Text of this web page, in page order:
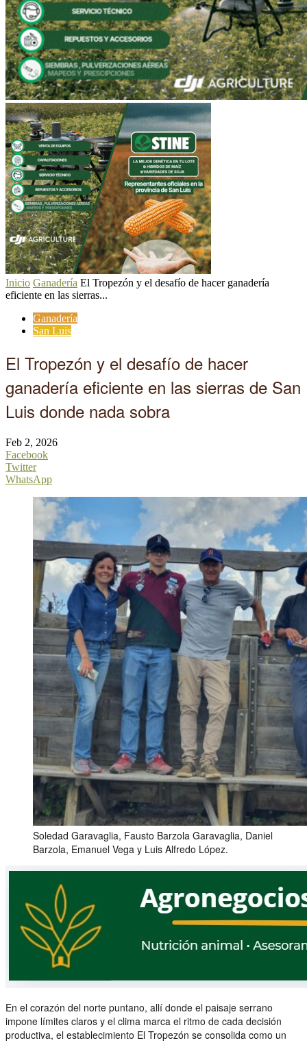
Inicio Ganadería El Tropezón y el desafío de hacer ganadería
eficiente en las sierras...
Ganadería
San Luis
El Tropezón y el desafío de hacer
ganadería eficiente en las sierras de San
Luis donde nada sobra
Feb 2, 2026
Facebook
Twitter
WhatsApp
Soledad Garavaglia, Fausto Barzola Garavaglia, Daniel
Barzola, Emanuel Vega y Luis Alfredo López.
En el corazón del norte puntano, allí donde el paisaje serrano
impone límites claros y el clima marca el ritmo de cada decisión
productiva, el establecimiento El Tropezón se consolida como un